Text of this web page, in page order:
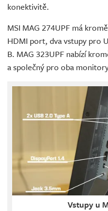
konektivitě.
MSI MAG 274UPF má
HDMI port, dva vstupy pro
B. MAG 323UPF nabízí
a společný pro oba
Vstupy u